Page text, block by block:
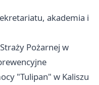
akademia i
Pożarnej w
"Tulipan" w Kaliszu